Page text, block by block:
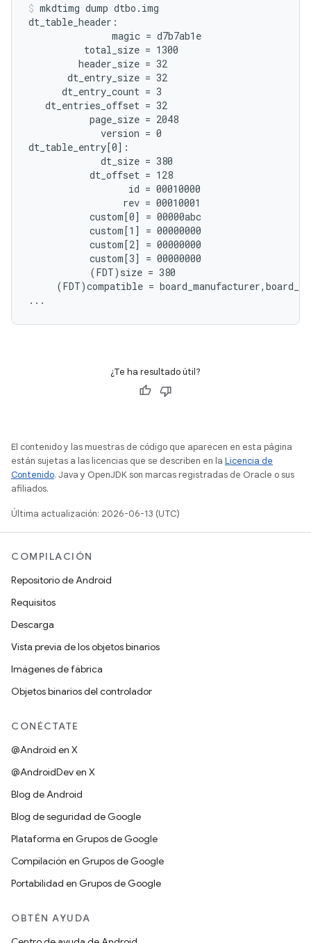
mkdtimg dump dtbo.img
dt_table_header:
               magic = d7b7ab1e
          total_size = 1300
         header_size = 32
       dt_entry_size = 32
      dt_entry_count = 3
   dt_entries_offset = 32
           page_size = 2048
             version = 0
dt_table_entry[0]:
             dt_size = 380
           dt_offset = 128
                  id = 00010000
                 rev = 00010001
           custom[0] = 00000abc
           custom[1] = 00000000
           custom[2] = 00000000
           custom[3] = 00000000
           (FDT)size = 380
(FDT)compatible =
¿Te ha resultado útil?
El contenido y las muestras de código que aparecen en esta página
están sujetas a las licencias que se describen en la Licencia de
Contenido. Java y OpenJDK son marcas registradas de Oracle o sus
afiliados.
Última actualización: 2026-06-13 (UTC)
COMPILACIÓN
Repositorio de Android
Requisitos
Descarga
Vista previa de los objetos binarios
Imágenes de fábrica
Objetos binarios del controlador
CONÉCTATE
@Android en X
@AndroidDev en X
Blog de Android
Blog de seguridad de Google
Plataforma en Grupos de Google
Compilación en Grupos de Google
Portabilidad en Grupos de Google
OBTÉN AYUDA